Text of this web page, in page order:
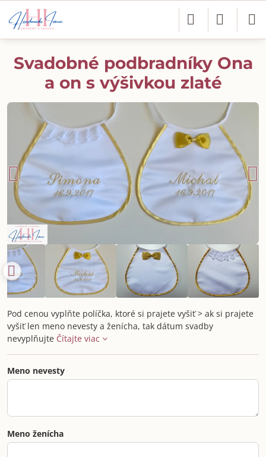
Svadobné podbradníky Ona
a on s výšivkou zlaté
Pod cenou vyplňte políčka, ktoré si prajete vyšiť > ak si prajete
vyšiť len meno nevesty a ženícha, tak dátum svadby
nevyplňujte Čítajte viac
Meno nevesty
Meno ženícha